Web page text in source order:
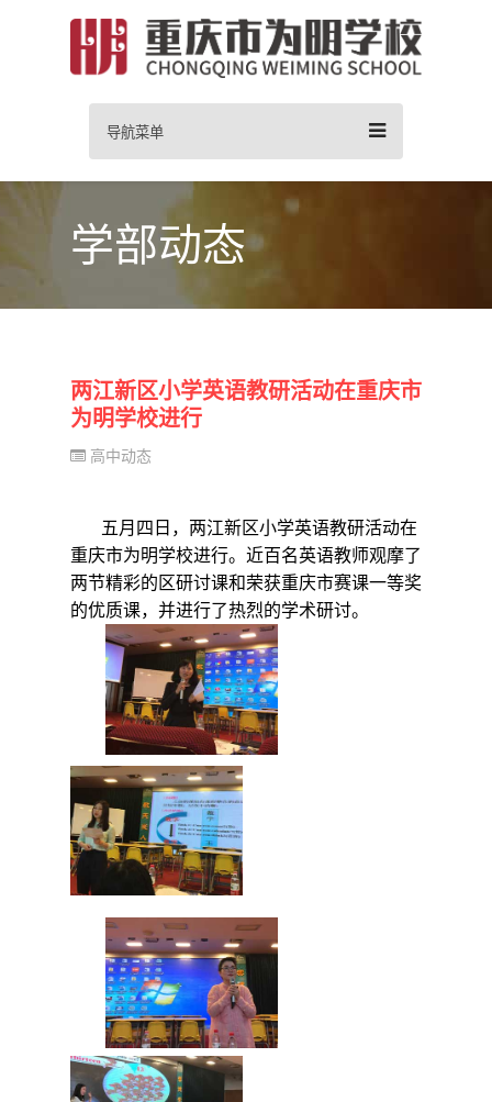
导航菜单
学部动态
两江新区小学英语教研活动在重庆市
为明学校进行
高中动态
五月四日，两江新区小学英语教研活动在
重庆市为明学校进行。近百名英语教师观摩了
两节精彩的区研讨课和荣获重庆市赛课一等奖
的优质课，并进行了热烈的学术研讨。